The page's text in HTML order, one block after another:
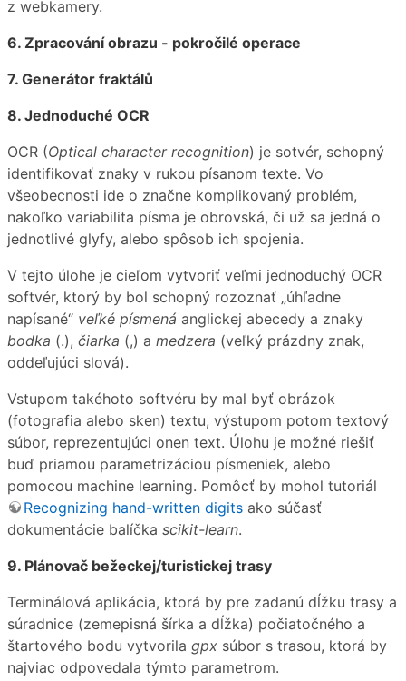
z webkamery.
6. Zpracování obrazu - pokročilé operace
7. Generátor fraktálů
8. Jednoduché OCR
OCR (Optical character recognition) je sotvér, schopný
identifikovať znaky v rukou písanom texte. Vo
všeobecnosti ide o značne komplikovaný problém,
nakoľko variabilita písma je obrovská, či už sa jedná o
jednotlivé glyfy, alebo spôsob ich spojenia.
V tejto úlohe je cieľom vytvoriť veľmi jednoduchý OCR
softvér, ktorý by bol schopný rozoznať „úhľadne
napísané“ veľké písmená anglickej abecedy a znaky
bodka (.), čiarka (,) a medzera (veľký prázdny znak,
oddeľujúci slová).
Vstupom takéhoto softvéru by mal byť obrázok
(fotografia alebo sken) textu, výstupom potom textový
súbor, reprezentujúci onen text. Úlohu je možné riešiť
buď priamou parametrizáciou písmeniek, alebo
pomocou machine learning. Pomôcť by mohol tutoriál
Recognizing hand-written digits ako súčasť
dokumentácie balíčka scikit-learn.
9. Plánovač bežeckej/turistickej trasy
Terminálová aplikácia, ktorá by pre zadanú dĺžku trasy a
súradnice (zemepisná šírka a dĺžka) počiatočného a
štartového bodu vytvorila gpx súbor s trasou, ktorá by
najviac odpovedala týmto parametrom.